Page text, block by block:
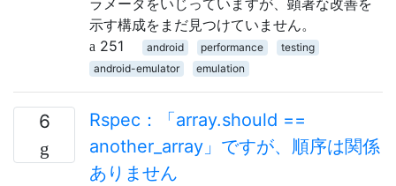
示す構成をまだ見つけていません。
251
android performance
testing
android-emulator
emulation
6
Rspec：「array.should ==
another_array」ですが、順序は関係
ありません